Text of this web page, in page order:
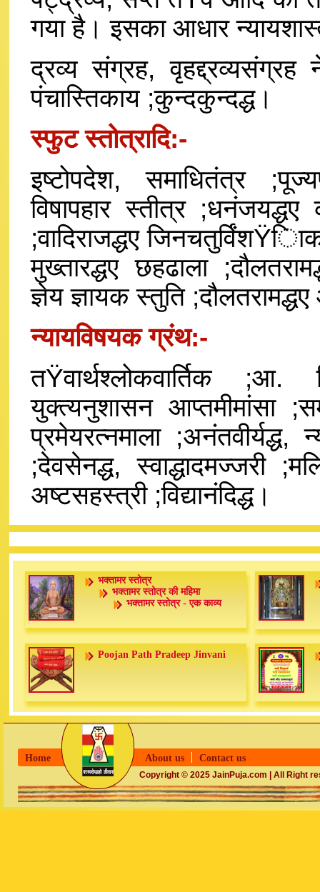
गया है। इसका आधार
द्रव्य संग्रह,
पंचास्तिकाय ;कुन्दकुन्दद्ध।
स्फुट स्तोत्रादि:-
इष्टोपदेश, समाधितंत्र
विषापहार स्तीत्र ;धनंजयद्धए
;वादिराजद्धए
मुख्तारद्धए छहढाला
ज्ञेय ज्ञायक स्तुति
न्यायविषयक ग्रंथ:-
तŸवार्थश्लोकवार्तिक ;आ.
युक्त्यनुशासन आप्तमीमांसा
प्रमेयरत्नमाला
;देवसेनद्ध, स्वाद्धादमज्जरी
अष्टसहस्त्री ;विद्यानंदिद्ध।
भक्तामर स्तोत्र
भक्तामर स्तोत्र की महिमा
भक्तामर स्तोत्र - एक काव्य
Poojan Path Pradeep Jinvani
Home About us Contact us
Copyright © 2025 JainPuja.com | All Right